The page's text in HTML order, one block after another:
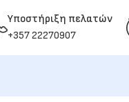
Υποστήριξη πελατών
+357 22270907